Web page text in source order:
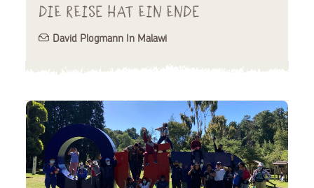
Die Reise hat ein Ende
David Plogmann In Malawi